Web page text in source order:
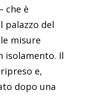
che è
palazzo del
misure
isolamento. Il
e,
dopo una